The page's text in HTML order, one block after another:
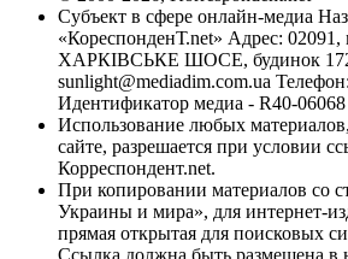
Субъект в сфере онлайн-медиа
«КореспонденТ.net» Адрес: 02091,
ХАРКІВСЬКЕ ШОСЕ, будинок
sunlight@mediadim.com.ua
Идентификатор медиа - R40-06068
Использование любых
сайте, разрешается при условии
Корреспондент.net.
При копировании материалов со
Украины и мира», для интернет-
прямая открытая для поисковых
Ссылка должна быть размещена в